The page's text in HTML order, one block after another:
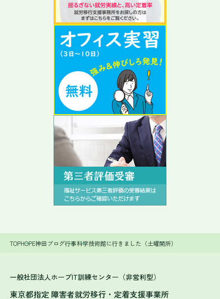
TOPHOPE神田ブログ行事科学技術館に行きました（土曜開所）
一般社団法人ホープIT訓練センター（非営利型）
東京都指定 障害者就労移行・定着支援事業所